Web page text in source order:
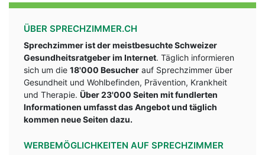
ÜBER SPRECHZIMMER.CH
Sprechzimmer ist der meistbesuchte Schweizer
Gesundheitsratgeber im Internet. Täglich informieren
sich um die 18'000 Besucher auf Sprechzimmer über
Gesundheit und Wohlbefinden, Prävention, Krankheit
und Therapie. Über 23'000 Seiten mit fundlerten
Informationen umfasst das Angebot und täglich
kommen neue Seiten dazu.
WERBEMÖGLICHKEITEN AUF SPRECHZIMMER